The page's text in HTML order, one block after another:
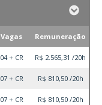
Vagas Remuneração
04 + CR R$ 2.565,31 /20h
07 + CR R$ 810,50 /20h
07 + CR R$ 810,50 /20h